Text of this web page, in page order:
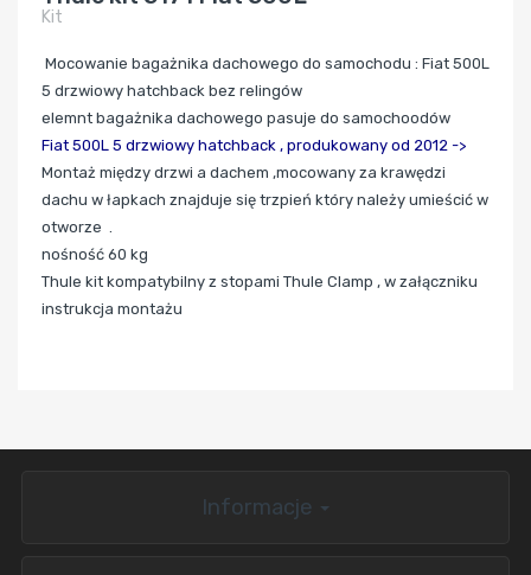
Kit
Mocowanie bagażnika dachowego do samochodu : Fiat 500L
5 drzwiowy hatchback bez relingów
elemnt bagażnika dachowego pasuje do samochoodów
Fiat 500L 5 drzwiowy hatchback , produkowany od 2012 ->
Montaż między drzwi a dachem ,mocowany za krawędzi
dachu w łapkach znajduje się trzpień który należy umieścić w
otworze .
nośność 60 kg
Thule kit kompatybilny z stopami Thule Clamp , w załączniku
instrukcja montażu
Informacje